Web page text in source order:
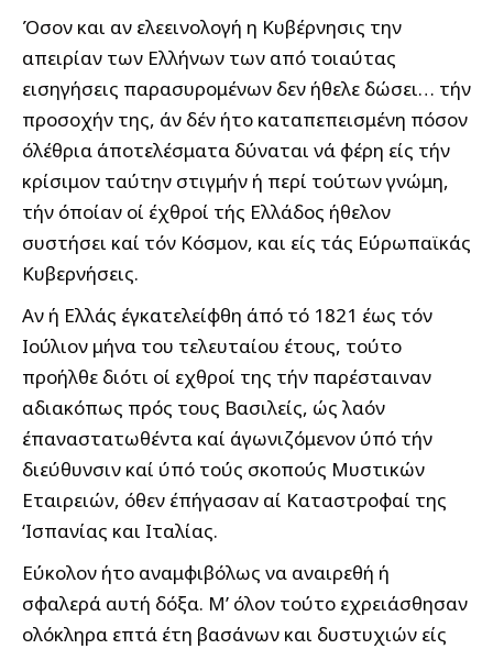
Όσον και αν ελεεινολογή η Κυβέρνησις την
απειρίαν των Ελλήνων των από τοιαύτας
εισηγήσεις παρασυρομένων δεν ήθελε δώσει… τήν
προσοχήν της, άν δέν ήτο καταπεπεισμένη πόσον
όλέθρια άποτελέσματα δύναται νά φέρη είς τήν
κρίσιμον ταύτην στιγμήν ή περί τούτων γνώμη,
τήν όποίαν οί έχθροί τής Ελλάδος ήθελον
συστήσει καί τόν Κόσμον, και είς τάς Εύρωπαϊκάς
Κυβερνήσεις.
Αν ή Ελλάς έγκατελείφθη άπό τό 1821 έως τόν
Ιούλιον μήνα του τελευταίου έτους, τούτο
προήλθε διότι οί εχθροί της τήν παρέσταιναν
αδιακόπως πρός τους Βασιλείς, ώς λαόν
έπαναστατωθέντα καί άγωνιζόμενον ύπό τήν
διεύθυνσιν καί ύπό τούς σκοπούς Μυστικών
Εταιρειών, όθεν έπήγασαν αί Kαταστροφαί της
‘Ισπανίας και Ιταλίας.
Εύκολον ήτο αναμφιβόλως να αναιρεθή ή
σφαλερά αυτή δόξα. Μ’ όλον τούτο εχρειάσθησαν
ολόκληρα επτά έτη βασάνων και δυστυχιών είς